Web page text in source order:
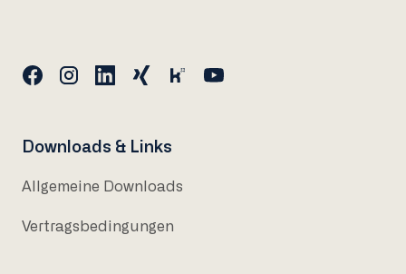
Downloads & Links
Allgemeine Downloads
Vertragsbedingungen